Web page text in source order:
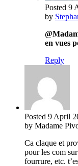
Posted 9
by
en vues
Reply
Posted 9 April
by Madame
Ca claque et
pour les com
fourrure, etc.